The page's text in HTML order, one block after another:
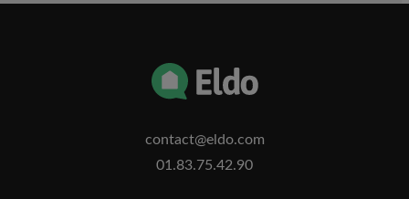
contact@eldo.com
01.83.75.42.90